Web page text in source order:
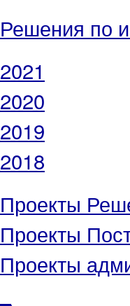
Решения по
2021
2020
2019
2018
Проекты
Проекты
Проекты